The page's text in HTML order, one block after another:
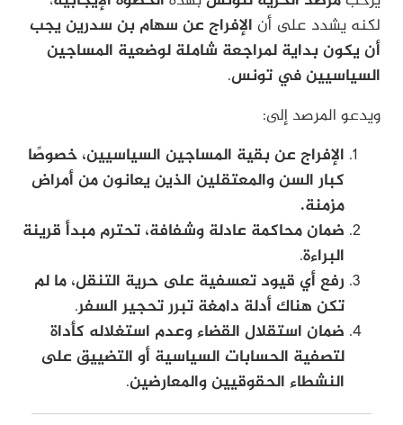
لكنه يشدد على أن الإفراج عن سهام بن سدرين يجب
أن يكون بداية لمراجعة شاملة لوضعية المساجين
السياسيين في تونس.
ويدعو المرصد إلى:
الإفراج عن بقية المساجين السياسيين، خصوصًا
كبار السن والمعتقلين الذين يعانون من أمراض
مزمنة.
ضمان محاكمة عادلة وشفافة، تحترم مبدأ قرينة
البراءة.
رفع أي قيود تعسفية على حرية التنقل، ما لم
تكن هناك أدلة دامغة تبرر تحجير السفر.
ضمان استقلال القضاء وعدم استغلاله كأداة
لتصفية الحسابات السياسية أو التضييق على
النشطاء الحقوقيين والمعارضين.